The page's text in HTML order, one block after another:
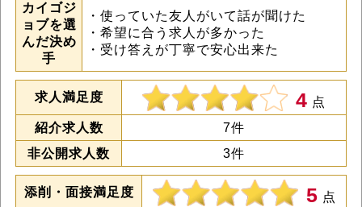
カイゴジ
ョブを選
んだ決め
手
・使っていた友人がいて話が聞けた
・希望に合う求人が多かった
・受け答えが丁寧で安心出来た
求人満足度 4 点
紹介求人数
7件
非公開求人数
3件
添削・面接満足度 5 点